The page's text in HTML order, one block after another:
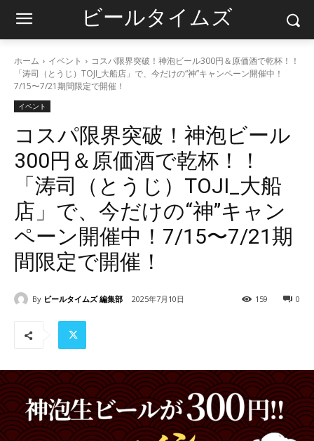
ビールタイムズ
ホーム イベント
コスパ限界突破！神泡ビール300円＆原価酒で乾杯！！
「涛司（とうじ）TOJI_大船店」で、今だけの“神”キャンペーン開催中！
7/15〜7/21期間限定で開催！
イベント
コスパ限界突破！神泡ビール
300円＆原価酒で乾杯！！
「涛司（とうじ）TOJI_大船
店」で、今だけの“神”キャン
ペーン開催中！7/15〜7/21期
間限定で開催！
By ビールタイムズ 編集部 2025年7月10日 0
159